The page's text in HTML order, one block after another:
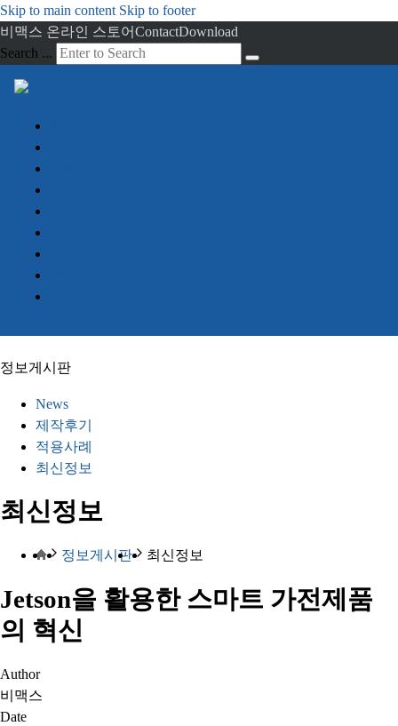
Skip to main content Skip to footer
비맥스 온라인 스토어ContactDownload
Search ...
정보게시판
News
제작후기
적용사례
최신정보
최신정보
정보게시판 최신정보
Jetson을 활용한 스마트 가전제품
의 혁신
Author
비맥스
Date